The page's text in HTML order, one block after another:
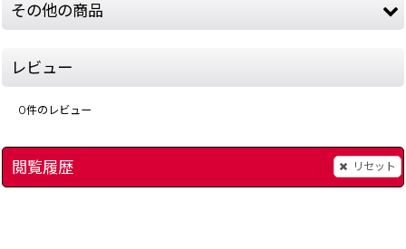
その他の商品
レビュー
0件のレビュー
閲覧履歴 リセット